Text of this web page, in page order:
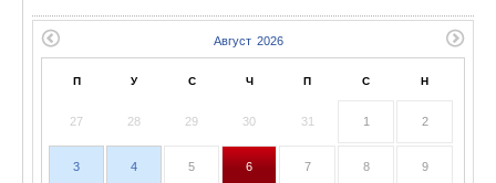
П У С Ч П С Н
27 28 29 30 31 1 2
3 4 5 6 7 8 9